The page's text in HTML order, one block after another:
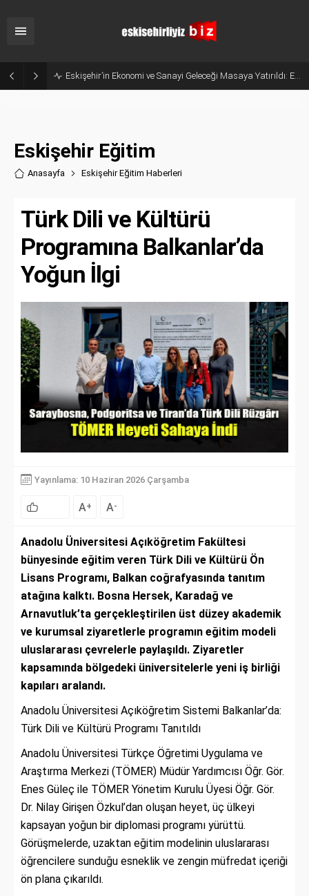
Belçika’dan Eskişehir’e Ticaret Köprüsü: Belediye Başkanı Emir Kır MÜSİAD’ı Ziyaret Etti
Eskişehir Eğitim
Anasayfa Eskişehir Eğitim Haberleri
Türk Dili ve Kültürü
Programına Balkanlar’da
Yoğun İlgi
Yayınlama: 10 Haziran 2026 Çarşamba
A+ A-
Anadolu Üniversitesi Açıköğretim Fakültesi
bünyesinde eğitim veren Türk Dili ve Kültürü Ön
Lisans Programı, Balkan coğrafyasında tanıtım
atağına kalktı. Bosna Hersek, Karadağ ve
Arnavutluk’ta gerçekleştirilen üst düzey akademik
ve kurumsal ziyaretlerle programın eğitim modeli
uluslararası çevrelerle paylaşıldı. Ziyaretler
kapsamında bölgedeki üniversitelerle yeni iş birliği
kapıları aralandı.
Anadolu Üniversitesi Açıköğretim Sistemi Balkanlar’da:
Türk Dili ve Kültürü Programı Tanıtıldı
Anadolu Üniversitesi Türkçe Öğretimi Uygulama ve
Araştırma Merkezi (TÖMER) Müdür Yardımcısı Öğr. Gör.
Enes Güleç ile TÖMER Yönetim Kurulu Üyesi Öğr. Gör.
Dr. Nilay Girişen Özkul’dan oluşan heyet, üç ülkeyi
kapsayan yoğun bir diplomasi programı yürüttü.
Görüşmelerde, uzaktan eğitim modelinin uluslararası
öğrencilere sunduğu esneklik ve zengin müfredat içeriği
ön plana çıkarıldı.